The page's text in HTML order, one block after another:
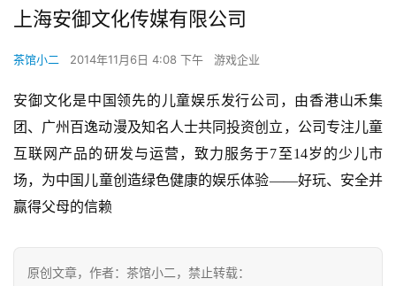
原
创
戏
业
界
手
机
上海安御文化传媒有限公司
茶馆小二 2014年11月6日 4:08 下午 游戏企业
安御文化是中国领先的儿童娱乐发行公司，由香港山禾集
团、广州百逸动漫及知名人士共同投资创立，公司专注儿童
互联网产品的研发与运营，致力服务于7至14岁的少儿市
场，为中国儿童创造绿色健康的娱乐体验——好玩、安全并
赢得父母的信赖
原创文章，作者：茶馆小二，禁止转载：